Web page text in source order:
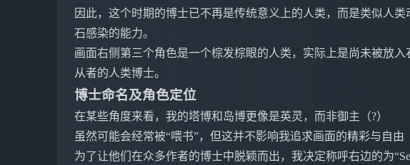
因此，这个时期的博士已不再是传统意义上的人类，而是类似人
石感染的能力。
画面右侧第三个角色是一个棕发棕眼的人类，实际上是尚未被放
从者的人类博士。
博士命名及角色定位
在某些角度来看，我的塔博和岛博更像是英灵，而非御主（?）
虽然可能会经常被“喂书”，但这并不影响我追求画面的精彩与自由
为了让他们在众多作者的博士中脱颖而出，我决定称呼右边的为